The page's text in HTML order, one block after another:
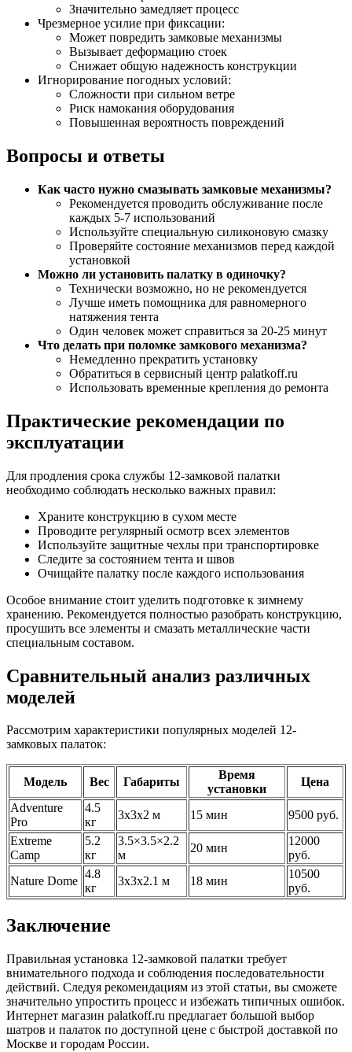
Значительно замедляет процесс
Чрезмерное усилие при фиксации:
Может повредить замковые механизмы
Вызывает деформацию стоек
Снижает общую надежность конструкции
Игнорирование погодных условий:
Сложности при сильном ветре
Риск намокания оборудования
Повышенная вероятность повреждений
Вопросы и ответы
Как часто нужно смазывать замковые механизмы?
Рекомендуется проводить обслуживание после
каждых 5-7 использований
Используйте специальную силиконовую смазку
Проверяйте состояние механизмов перед каждой
установкой
Можно ли установить палатку в одиночку?
Технически возможно, но не рекомендуется
Лучше иметь помощника для равномерного
натяжения тента
Один человек может справиться за 20-25 минут
Что делать при поломке замкового механизма?
Немедленно прекратить установку
Обратиться в сервисный центр palatkoff.ru
Использовать временные крепления до ремонта
Практические рекомендации по
эксплуатации
Для продления срока службы 12-замковой палатки
необходимо соблюдать несколько важных правил:
Храните конструкцию в сухом месте
Проводите регулярный осмотр всех элементов
Используйте защитные чехлы при транспортировке
Следите за состоянием тента и швов
Очищайте палатку после каждого использования
Особое внимание стоит уделить подготовке к зимнему
хранению. Рекомендуется полностью разобрать конструкцию,
просушить все элементы и смазать металлические части
специальным составом.
Сравнительный анализ различных
моделей
Рассмотрим характеристики популярных моделей 12-
замковых палаток:
Модель Вес Габариты
Время
установки
Цена
Adventure
Pro
4.5
кг
3x3x2 м 15 мин
9500 руб.
Extreme
Camp
5.2
кг
3.5×3.5×2.2
м
20 мин
12000
руб.
Nature Dome
4.8
кг
3x3x2.1 м 18 мин
10500
руб.
Заключение
Правильная установка 12-замковой палатки требует
внимательного подхода и соблюдения последовательности
действий. Следуя рекомендациям из этой статьи, вы сможете
значительно упростить процесс и избежать типичных ошибок.
Интернет магазин palatkoff.ru предлагает большой выбор
шатров и палаток по доступной цене с быстрой доставкой по
Москве и городам России.